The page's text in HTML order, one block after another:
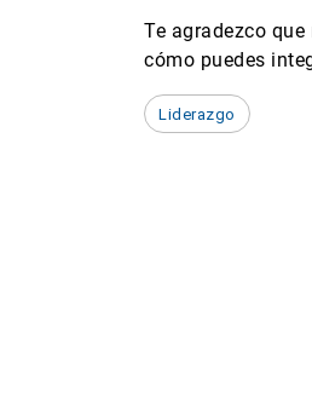
Te agradezco
cómo puedes
Liderazgo